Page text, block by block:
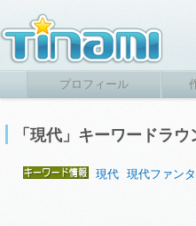
プロフィール
「現代」キーワードラウ
現代 現代ファン